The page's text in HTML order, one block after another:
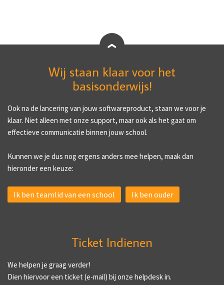
Wij staan klaar voor het
basisonderwijs!
Ook na de lancering van jouw softwareproduct, staan we voor je
klaar. Niet alleen met onze support, maar ook als het gaat om
effectieve communicatie binnen jouw school.
Kunnen we je dus nog ergens anders mee helpen, maak dan
hieronder een keuze:
Ik ben teamlid van een school Ik ben ouder
Ticket Indienen
We helpen je graag verder!
Dien hiervoor een ticket (e-mail) bij onze helpdesk in.